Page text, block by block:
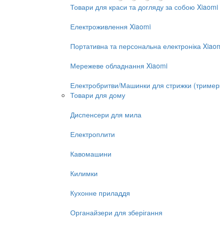
Товари для краси та догляду за собою Xiaomi
Електроживлення Xiaomi
Портативна та персональна електроніка
Мережеве обладнання Xiaomi
Електробритви/Машинки для стрижки
Товари для дому
Диспенсери для мила
Електроплити
Кавомашини
Килимки
Кухонне приладдя
Органайзери для зберігання